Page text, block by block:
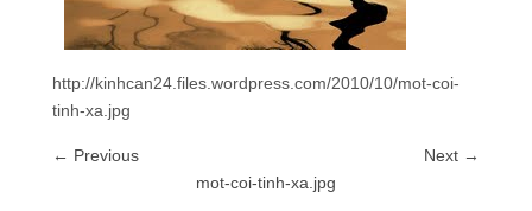
http://kinhcan24.files.wordpress.com/2010/10/mot-coi-
tinh-xa.jpg
← Previous
Next →
mot-coi-tinh-xa.jpg